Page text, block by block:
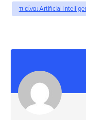
τι είναι Artificial